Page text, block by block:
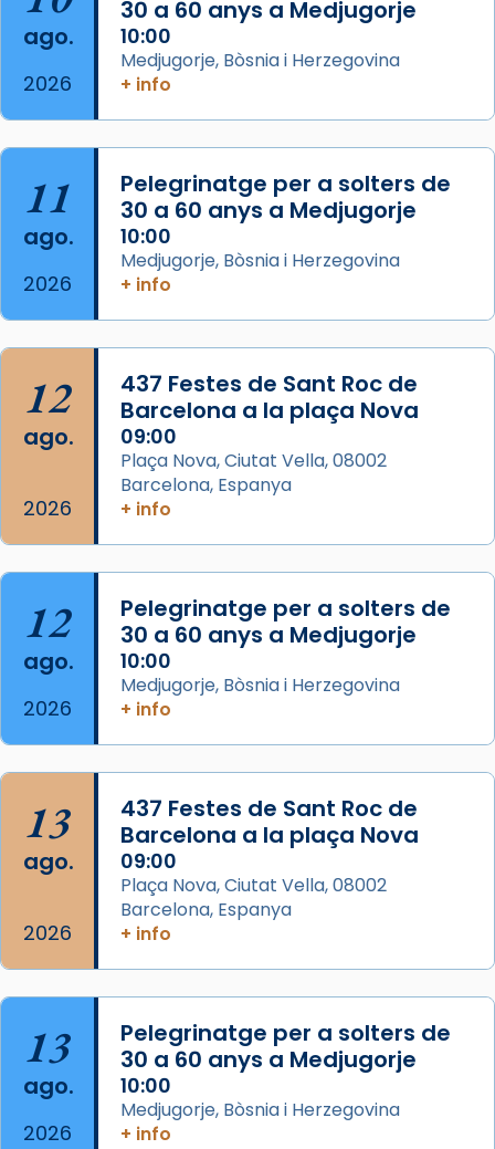
2 weeks ago
Aquest dilluns, 27 de juliol, ha tingut lloc la
missa d’acció de gràcies en agraïment al
comitè organitzador de la visita apostòlica
del Sant Pare Lleó XIV a Barcelona, i als
col·laboradors, a la Catedral de Barcelona.
L’arquebisbe de Barcelona, el cardenal Joan
Josep Omella, ha presidit la missa i l’ha
concelebrat el bisbe auxiliar de Barcelona,
Mons. David Abadías.
📸 Dr. G. Simón
Foto
View on Facebook · Share
Arquebisbat de Barcelona
2 weeks ago
Memòria de les santes Juliana i
Acompanyant la història de sant Cugat, a
partir de l’Edat Mitjana sorgeix la tradició
que les santes Juliana (“relatiu a Júlia”) i
Semproniana (“relatiu a Semprònia =
eterna”) són deixebles seves. I l’any 1667, el
frare Joan Gaspar Roig, afirma en una obra
que les santes són filles de l’antiga Iluro.
Mataró en reivindicarà les relíq
View on Facebook · Share
ago.
2026
30 a 60 anys a Medjugorje
10:00
Medjugorje, Bòsnia i Herzegovina
+ info
11
ago.
2026
Pelegrinatge per a solters de
30 a 60 anys a Medjugorje
10:00
Medjugorje, Bòsnia i Herzegovina
+ info
12
ago.
2026
437 Festes de Sant Roc de
Barcelona a la plaça Nova
09:00
Plaça Nova, Ciutat Vella, 08002
Barcelona, Espanya
+ info
12
ago.
2026
Pelegrinatge per a solters de
30 a 60 anys a Medjugorje
10:00
Medjugorje, Bòsnia i Herzegovina
+ info
13
ago.
2026
437 Festes de Sant Roc de
Barcelona a la plaça Nova
09:00
Plaça Nova, Ciutat Vella, 08002
Barcelona, Espanya
+ info
13
ago.
2026
Pelegrinatge per a solters de
30 a 60 anys a Medjugorje
10:00
Medjugorje, Bòsnia i Herzegovina
+ info